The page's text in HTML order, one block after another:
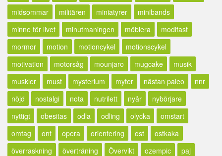
midsommar
militären miniatyrer
minibands
minne för livet
minutmaningen möblera
modifast
mormor
motion motioncykel
motionscykel
motivation
motorsåg mounjaro mugcake
musik
muskler
must mysterium myter nästan paleo
nnr
nöjd
nostalgi nota nutrilett nyår
nybörjare
nyttigt
obesitas odla odling olycka
omstart
omtag
ont opera orientering ost
ostkaka
överraskning
överträning Övervikt ozempic
paj